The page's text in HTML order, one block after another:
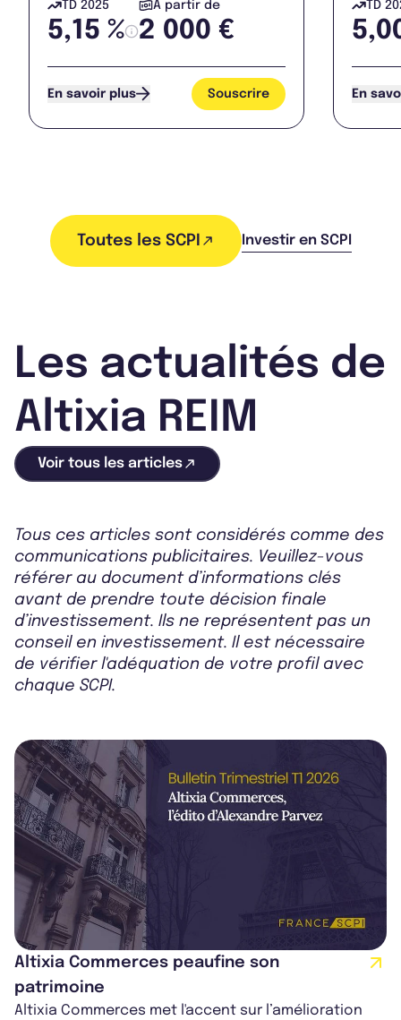
TD 2025
5,15 %
À partir de
2 000 €
En savoir plus Souscrire
TD
En
Toutes les SCPI Investir en SCPI
Les actualités de
Altixia REIM
Voir tous les articles
Tous ces articles sont considérés comme des
communications publicitaires. Veuillez-vous
référer au document d’informations clés
avant de prendre toute décision finale
d’investissement. Ils ne représentent pas un
conseil en investissement. Il est nécessaire
de vérifier l'adéquation de votre profil avec
chaque SCPI.
Altixia Commerces peaufine son
patrimoine
Altixia Commerces met l'accent sur l’amélioration